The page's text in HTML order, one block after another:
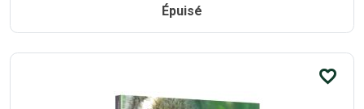
Épuisé
favorite_border